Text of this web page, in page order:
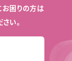
お困りの方は
い。